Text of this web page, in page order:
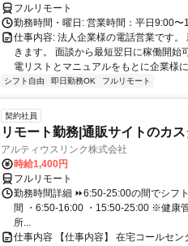
フルリモート
勤務時間・曜日: 営業時間：平日9:00〜
仕事内容: 法人企業様の電話営業です
きます。 面談から最短翌日に稼働開始
電リストとマニュアルをもとに企業様
シフト自由 即日勤務OK フルリモート
契約社員
リモート勤務|通販サイトのカ
アルティウスリンク株式会社
時給1,400円
フルリモート
勤務時間詳細 ⏩6:50-25:00の間でシフ
間 ・6:50-16:00 ・15:50-25:00 ※健康
所...
仕事内容 【仕事内容】 在宅コールセ